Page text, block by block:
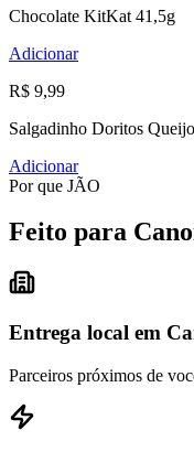
Chocolate KitKat 41,5g
Adicionar
R$ 9,99
Salgadinho Doritos
Adicionar
Por que JÃO
Feito para
Entrega local em
Parceiros próximos de